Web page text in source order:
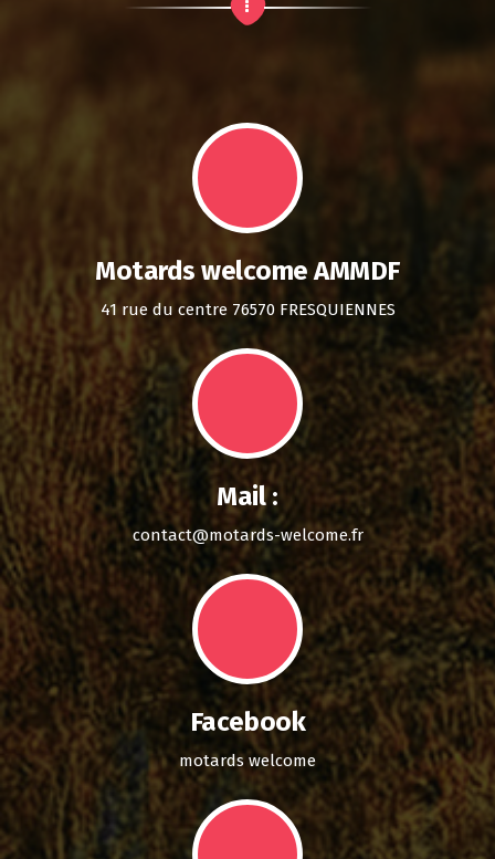
Motards welcome AMMDF
41 rue du centre 76570 FRESQUIENNES
Mail :
contact@motards-welcome.fr
Facebook
motards welcome